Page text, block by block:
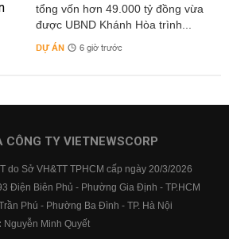
tổng vốn hơn 49.000 tỷ đồng vừa
được UBND Khánh Hòa trình...
DỰ ÁN 6 giờ trước
TY VIETNEWSCORP
do Sở VH&TT TPHCM cấp ngày 20/3/2026
Điện Biên Phủ - Phường Gia Định - TP.HCM
Phú - Phường Ba Đình - TP. Hà Nội
Nguyễn Minh Quyết